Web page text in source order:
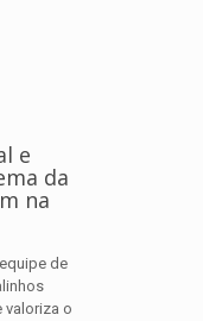
e
da
na
de
valoriza o